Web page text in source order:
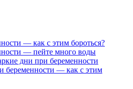
— как с этим бороться?
— пейте много воды
дни при беременности
беременности — как с этим